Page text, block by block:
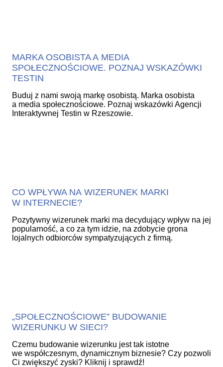
MARKA OSOBISTA A MEDIA
SPOŁECZNOŚCIOWE. POZNAJ WSKAZÓWKI
TESTIN
Buduj z nami swoją markę osobistą. Marka osobista
a media społecznościowe. Poznaj wskazówki Agencji
Interaktywnej Testin w Rzeszowie.
CO WPŁYWA NA WIZERUNEK MARKI
W INTERNECIE?
Pozytywny wizerunek marki ma decydujący wpływ na jej
popularność, a co za tym idzie, na zdobycie grona
lojalnych odbiorców sympatyzujących z firmą.
„SPOŁECZNOŚCIOWE” BUDOWANIE
WIZERUNKU W SIECI?
Czemu budowanie wizerunku jest tak istotne
we współczesnym, dynamicznym biznesie? Czy pozwoli
Ci zwiększyć zyski? Kliknij i sprawdź!